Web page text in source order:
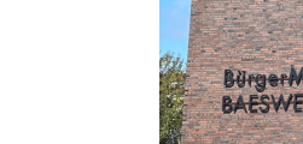
Zum Hauptinhalt springen